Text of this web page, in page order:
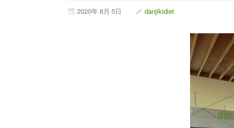
2020年8月 5日 danjikidiet